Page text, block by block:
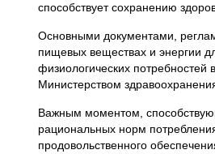
способствует сохранению
Основными документами,
пищевых веществах и энергии
физиологических
Министерством
Важным моментом,
рациональных норм
продовольственного